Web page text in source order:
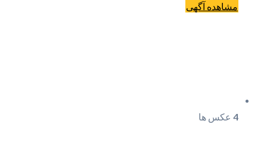
مشاهده آگهی
4 عکس ها